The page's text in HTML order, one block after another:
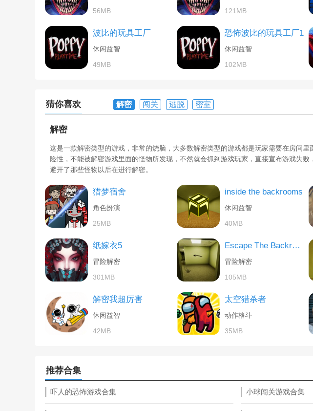
56MB
121MB
波比的玩具工厂
休闲益智
49MB
恐怖波比的玩具工厂1
休闲益智
102MB
猜你喜欢 解密 闯关 逃脱 密室
解密
这是一款解密类型的游戏，非常的烧脑，大多数解密类型的游戏都是玩家需要在房间
险性，不能被解密游戏里面的怪物所发现，不然就会抓到游戏玩家，直接宣布游戏失败
避开了那些怪物以后在进行解密。
猎梦宿舍
角色扮演
25MB
inside the backrooms
休闲益智
40MB
纸嫁衣5
冒险解密
301MB
Escape The Backrooms
冒险解密
105MB
解密我超厉害
休闲益智
42MB
太空猎杀者
动作格斗
35MB
推荐合集
吓人的恐怖游戏合集 小球闯关游戏合集